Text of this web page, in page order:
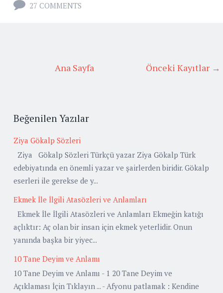
27 COMMENTS
Önceki Kayıtlar →
Ana Sayfa
Beğenilen Yazılar
Ziya Gökalp Sözleri
Ziya Gökalp Sözleri Türkçü yazar Ziya Gökalp Türk
edebiyatında en önemli yazar ve şairlerden biridir. Gökalp
eserleri ile gerekse de y...
Ekmek İle İlgili Atasözleri ve Anlamları
Ekmek İle İlgili Atasözleri ve Anlamları Ekmeğin katığı
açlıktır: Aç olan bir insan için ekmek yeterlidir. Onun
yanında başka bir yiyec...
10 Tane Deyim ve Anlamı
10 Tane Deyim ve Anlamı - 1 20 Tane Deyim ve
Açıklaması İçin Tıklayın ... - Afyonu patlamak : Kendine